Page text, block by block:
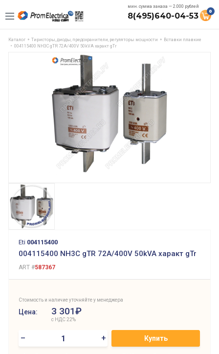
мин. сумма заказа — 2.000 рублей
8(495)640-04-53 0
Каталог Тиристоры, диоды, предохранители, регуляторы мощности
Вставки плавкие
004115400 NH3C gTR 72A/400V 50kVA характ gTr
Eti 004115400
004115400 NH3C gTR 72A/400V 50kVA характ gTr
ART #587367
Стоимость и наличие уточняйте у менеджера
Цена: 3 301₽
с НДС 22%
– + Купить